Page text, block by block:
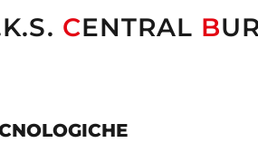
CENTRAL B